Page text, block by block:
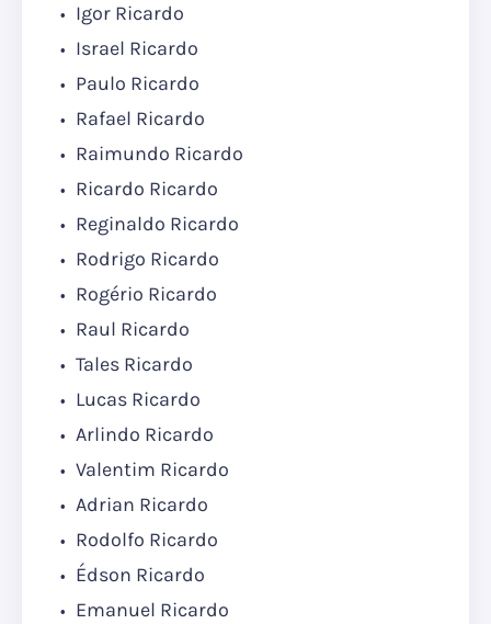
Igor Ricardo
Israel Ricardo
Paulo Ricardo
Rafael Ricardo
Raimundo Ricardo
Ricardo Ricardo
Reginaldo Ricardo
Rodrigo Ricardo
Rogério Ricardo
Raul Ricardo
Tales Ricardo
Lucas Ricardo
Arlindo Ricardo
Valentim Ricardo
Adrian Ricardo
Rodolfo Ricardo
Édson Ricardo
Emanuel Ricardo